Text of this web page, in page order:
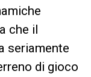
che il
seriamente
di gioco